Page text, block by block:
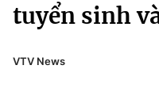
Chính trị
Truyền hình
Y tế
tuyển sinh
VTV News